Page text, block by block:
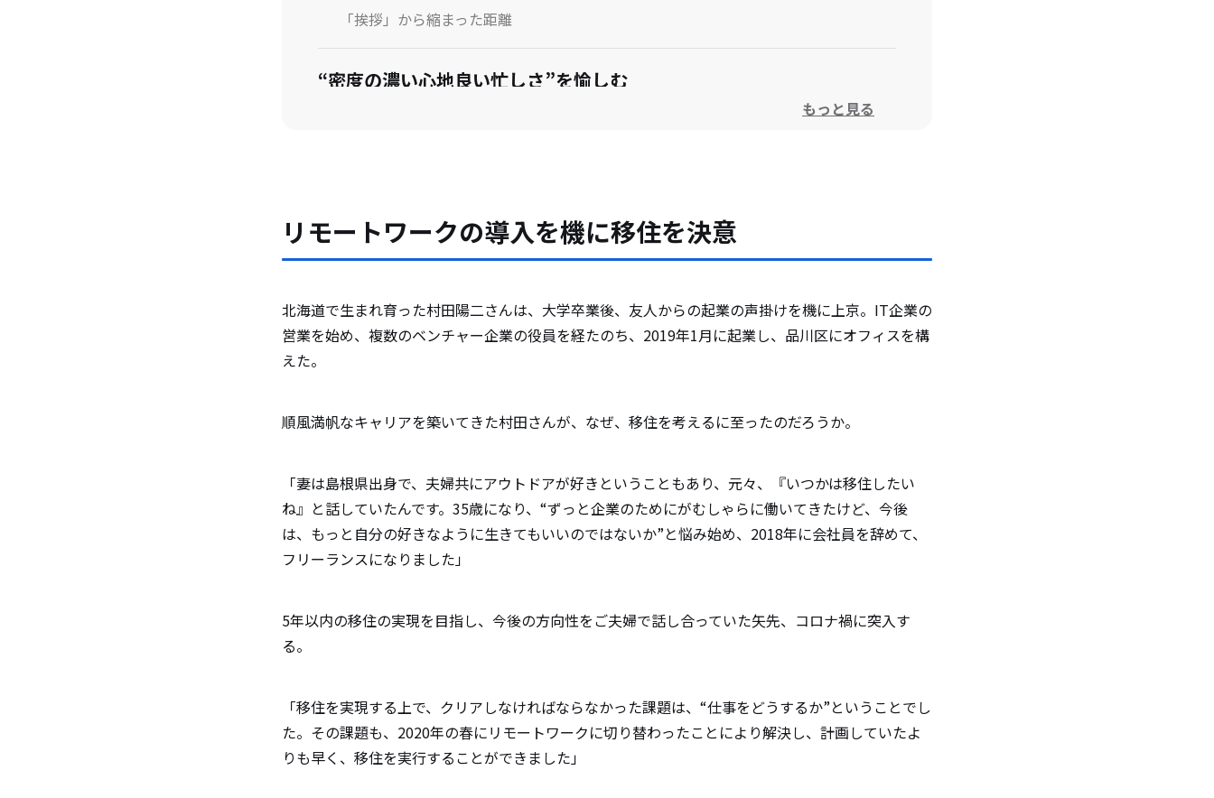
「挨拶」から縮まった距離
“密度の濃い心地良い忙しさ”を愉しむ
目標を持って移住しないと不便さだけが見えてくる
もっと見る
リモートワークの導入を機に移住を決意
北海道で生まれ育った村田陽二さんは、大学卒業後、友人からの起業の声掛けを機に上京。IT企業の
営業を始め、複数のベンチャー企業の役員を経たのち、2019年1月に起業し、品川区にオフィスを構
えた。
順風満帆なキャリアを築いてきた村田さんが、なぜ、移住を考えるに至ったのだろうか。
「妻は島根県出身で、夫婦共にアウトドアが好きということもあり、元々、『いつかは移住したい
ね』と話していたんです。35歳になり、“ずっと企業のためにがむしゃらに働いてきたけど、今後
は、もっと自分の好きなように生きてもいいのではないか”と悩み始め、2018年に会社員を辞めて、
フリーランスになりました」
5年以内の移住の実現を目指し、今後の方向性をご夫婦で話し合っていた矢先、コロナ禍に突入す
る。
「移住を実現する上で、クリアしなければならなかった課題は、“仕事をどうするか”ということでし
た。その課題も、2020年の春にリモートワークに切り替わったことにより解決し、計画していたよ
りも早く、移住を実行することができました」